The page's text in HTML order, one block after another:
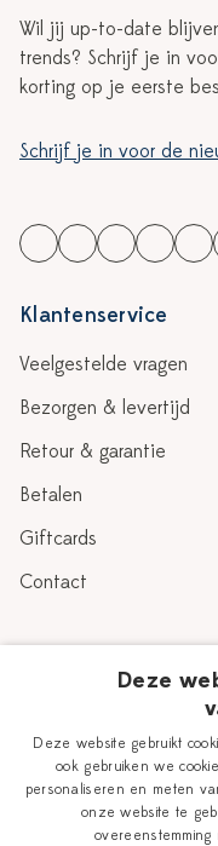
Wil jij up-to-date
trends? Schrijf je in
korting op je eerste
Schrijf je in voor de
Klantenservice
Veelgestelde vragen
Bezorgen & levertijd
Retour & garantie
Betalen
Giftcards
Contact
Verhaal
Onze plateelschilders
Deze
Deze website gebruikt
ook gebruiken we
personaliseren en meten
onze website te
overeenstemming